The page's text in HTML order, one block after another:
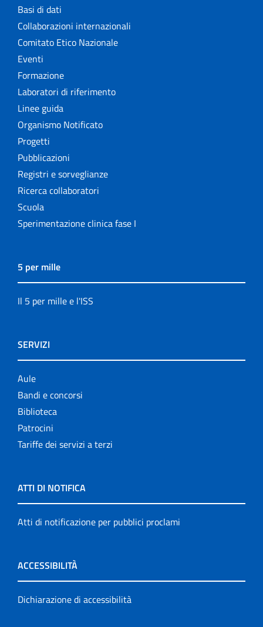
Basi di dati
Collaborazioni internazionali
Comitato Etico Nazionale
Eventi
Formazione
Laboratori di riferimento
Linee guida
Organismo Notificato
Progetti
Pubblicazioni
Registri e sorveglianze
Ricerca collaboratori
Scuola
Sperimentazione clinica fase I
5 per mille
Il 5 per mille e l'ISS
SERVIZI
Aule
Bandi e concorsi
Biblioteca
Patrocini
Tariffe dei servizi a terzi
ATTI DI NOTIFICA
Atti di notificazione per pubblici proclami
ACCESSIBILITÀ
Dichiarazione di accessibilità